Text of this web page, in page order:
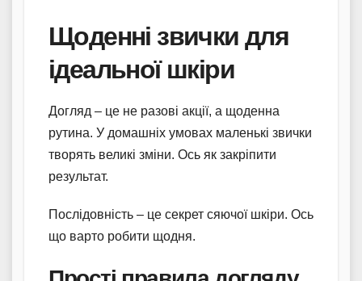
Щоденні звички для
ідеальної шкіри
Догляд – це не разові акції, а щоденна
рутина. У домашніх умовах маленькі звички
творять великі зміни. Ось як закріпити
результат.
Послідовність – це секрет сяючої шкіри. Ось
що варто робити щодня.